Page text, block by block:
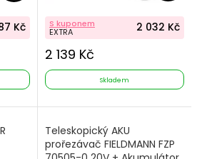
Kč S kuponem
EXTRA 2 032 Kč
2 139 Kč
Skladem
Teleskopický AKU
prořezávač FIELDMANN FZP